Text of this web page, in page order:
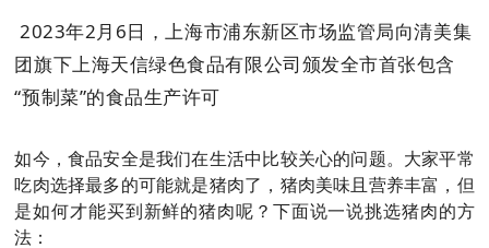
2023年2月6日，上海市浦东新区市场监管局向清美集
团旗下上海天信绿色食品有限公司颁发全市首张包含
“预制菜”的食品生产许可
如今，食品安全是我们在生活中比较关心的问题。大家平常
吃肉选择最多的可能就是猪肉了，猪肉美味且营养丰富，但
是如何才能买到新鲜的猪肉呢？下面说一说挑选猪肉的方
法：